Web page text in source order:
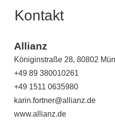
Kontakt
Allianz
Königinstraße 28, 80802
+49 89 380010261
+49 1511 0635980
karin.fortner@allianz.de
www.allianz.de